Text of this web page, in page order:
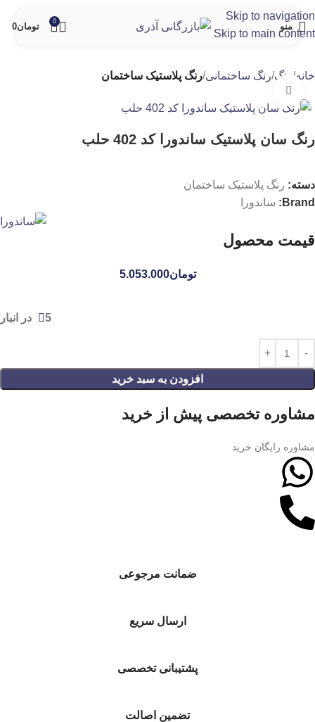
Skip to navigation
Skip to main content
منو
0
تومان0
خانه رنگ رنگ ساختمانی رنگ پلاستیک ساختمان
رنگ سان پلاستیک ساندورا کد 402 حلب
دسته: رنگ پلاستیک ساختمان
Brand:
ساندورا
قیمت محصول
تومان5.053.000
5 در انبار
افزودن به سبد خرید
مشاوره تخصصی پیش از خرید
مشاوره رایگان خرید
ضمانت مرجوعی
ارسال سریع
پشتیبانی تخصصی
تضمین اصالت